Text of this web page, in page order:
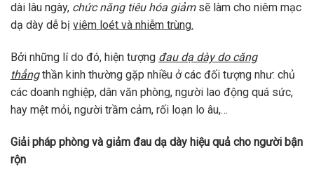
dài lâu ngày, chức năng tiêu hóa giảmsẽ làm cho niêm mạc
dạ dày dễ bị viêm loét và nhiễm trùng.
Bởi những lí do đó, hiện tượng đau dạ dày do căng
thẳngthần kinh thường gặp nhiều ở các đối tượng như: chủ
các doanh nghiệp, dân văn phòng, người lao động quá sức,
hay mệt mỏi, người trầm cảm, rối loạn lo âu,…
Giải pháp phòng và giảm đau dạ dày hiệu quả cho người bận
rộn